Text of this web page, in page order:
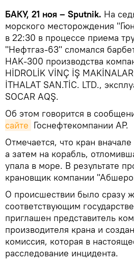
БАКУ, 21 ноя – Sputnik. На
морского месторождения
в 22:30 в процессе приема
"Нефтгаз-63" сломался
HAK-300 производства
HİDROLİK VİNÇ İŞ
İTHALAT SAN.TİC. LTD.,
SOCAR AQŞ.
Об этом говорится в
сайте Госнефтекомпании АР.
Отмечается, что кран
а затем на корабль,
упала в море. В результате
крановщик компании
О происшествии было сразу
соответствующим
приглашен представитель
производителя крана и
комиссия, которая в
расследование инцидента.